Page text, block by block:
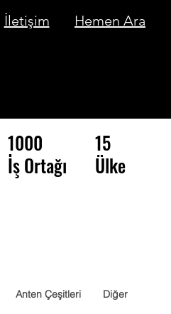
İletişim Hemen Ara
1000
İş Ortağı
15
Ülke
Anten Çeşitleri Diğer